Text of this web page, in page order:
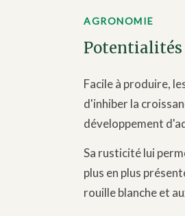
AGRONOMIE
Facile à produire,
d'inhiber la
développement
Sa rusticité lui
plus en plus
rouille blanche et